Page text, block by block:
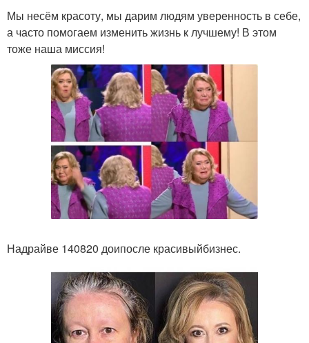
Мы несём красоту, мы дарим людям уверенность в себе,
а часто помогаем изменить жизнь к лучшему! В этом
тоже наша миссия!
Надрайве 140820 доипосле красивыйбизнес.